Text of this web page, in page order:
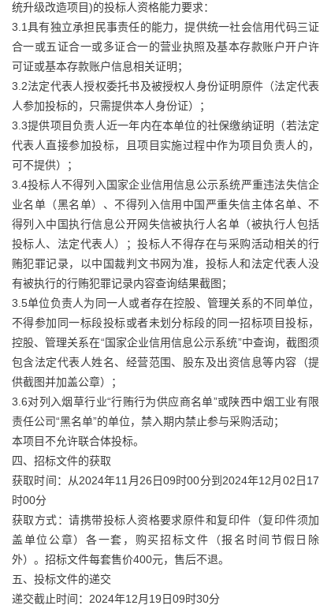
统升级改造项目)的投标人资格能力要求：
3.1具有独立承担民事责任的能力，提供统一社会信用代码三证
合一或五证合一或多证合一的营业执照及基本存款账户开户许
可证或基本存款账户信息相关证明；
3.2法定代表人授权委托书及被授权人身份证明原件（法定代表
人参加投标的，只需提供本人身份证）；
3.3提供项目负责人近一年内在本单位的社保缴纳证明（若法定
代表人直接参加投标，且项目实施过程中作为项目负责人的，
可不提供）；
3.4投标人不得列入国家企业信用信息公示系统严重违法失信企
业名单（黑名单）、不得列入信用中国严重失信主体名单、不
得列入中国执行信息公开网失信被执行人名单（被执行人包括
投标人、法定代表人）；投标人不得存在与采购活动相关的行
贿犯罪记录，以中国裁判文书网为准，投标人和法定代表人没
有被执行的行贿犯罪记录内容查询结果截图；
3.5单位负责人为同一人或者存在控股、管理关系的不同单位，
不得参加同一标段投标或者未划分标段的同一招标项目投标，
控股、管理关系在“国家企业信用信息公示系统”中查询，截图须
包含法定代表人姓名、经营范围、股东及出资信息等内容（提
供截图并加盖公章）；
3.6对列入烟草行业“行贿行为供应商名单”或陕西中烟工业有限
责任公司“黑名单”的单位，禁入期内禁止参与采购活动；
本项目不允许联合体投标。
四、招标文件的获取
获取时间：从2024年11月26日09时00分到2024年12月02日17
时00分
获取方式：请携带投标人资格要求原件和复印件（复印件须加
盖单位公章）各一套，购买招标文件（报名时间节假日除
外）。招标文件每套售价400元，售后不退。
五、投标文件的递交
递交截止时间：2024年12月19日09时30分